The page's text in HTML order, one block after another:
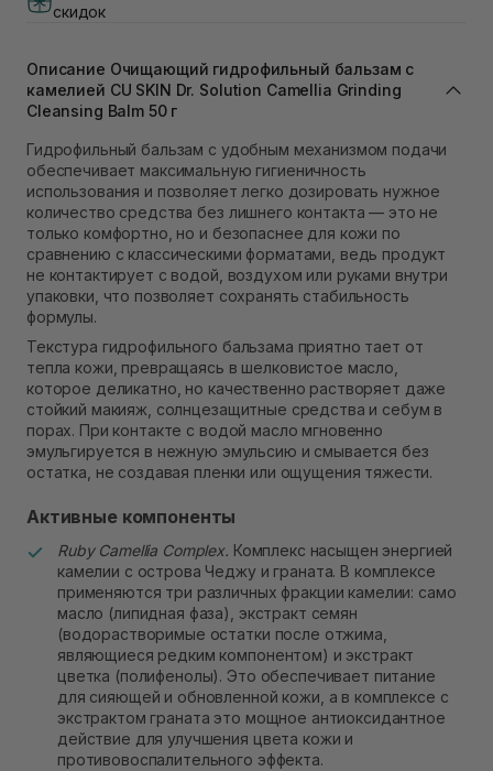
Самовывоз Львов (Ивана Франко 36)
Самовывоз г. Львов ул. Степана Бандеры 43
В наличии
Самовывоз Ровно
Самовывоз г. Ровно, ул. Кулика и Гудачека 23 (ТЦ
Экватор)
Нет в наличии!
скидок
Описание Очищающий гидрофильный бальзам с
камелией CU SKIN Dr. Solution Camellia Grinding
Cleansing Balm 50 г
Гидрофильный бальзам с удобным механизмом подачи
обеспечивает максимальную гигиеничность
использования и позволяет легко дозировать нужное
количество средства без лишнего контакта — это не
только комфортно, но и безопаснее для кожи по
сравнению с классическими форматами, ведь продукт
не контактирует с водой, воздухом или руками внутри
упаковки, что позволяет сохранять стабильность
формулы.
Текстура гидрофильного бальзама приятно тает от
тепла кожи, превращаясь в шелковистое масло,
которое деликатно, но качественно растворяет даже
стойкий макияж, солнцезащитные средства и себум в
порах. При контакте с водой масло мгновенно
эмульгируется в нежную эмульсию и смывается без
остатка, не создавая пленки или ощущения тяжести.
Активные компоненты
Ruby Camellia Complex. Комплекс насыщен энергией
камелии с острова Чеджу и граната. В комплексе
применяются три различных фракции камелии: само
масло (липидная фаза), экстракт семян
(водорастворимые остатки после отжима,
являющиеся редким компонентом) и экстракт
цветка (полифенолы). Это обеспечивает питание
для сияющей и обновленной кожи, а в комплексе с
экстрактом граната это мощное антиоксидантное
действие для улучшения цвета кожи и
противовоспалительного эффекта.